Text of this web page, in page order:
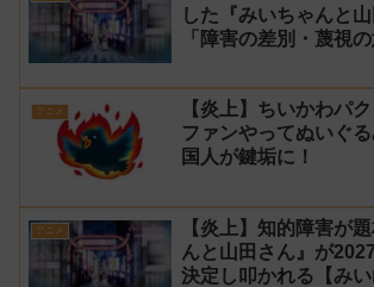
した『みいちゃんと
「障害の差別・蔑視
アニメ
【炎上】ちいかわパ
ファンやってぬいぐ
国人が鍵垢に！
アニメ
【炎上】知的障害が
んと山田さん』が
決定し叩かれる【みい